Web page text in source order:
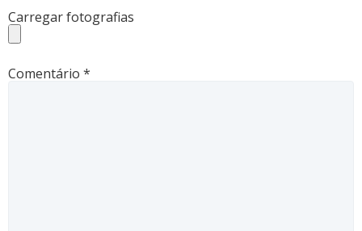
Carregar fotografias
Comentário *